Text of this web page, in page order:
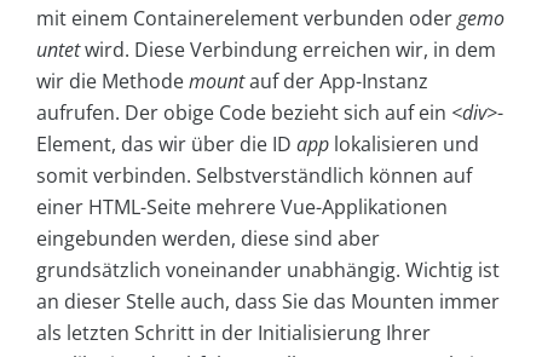
mit einem Containerelement verbunden odergemo
untetwird. Diese Verbindung erreichen wir, in dem
wir die Methodemountauf der App-Instanz
aufrufen. Der obige Code bezieht sich auf ein <div>-
Element, das wir über die ID app lokalisieren und
somit verbinden. Selbstverständlich können auf
einer HTML-Seite mehrere Vue-Applikationen
eingebunden werden, diese sind aber
grundsätzlich voneinander unabhängig. Wichtig ist
an dieser Stelle auch, dass Sie das Mounten immer
als letzten Schritt in der Initialisierung Ihrer